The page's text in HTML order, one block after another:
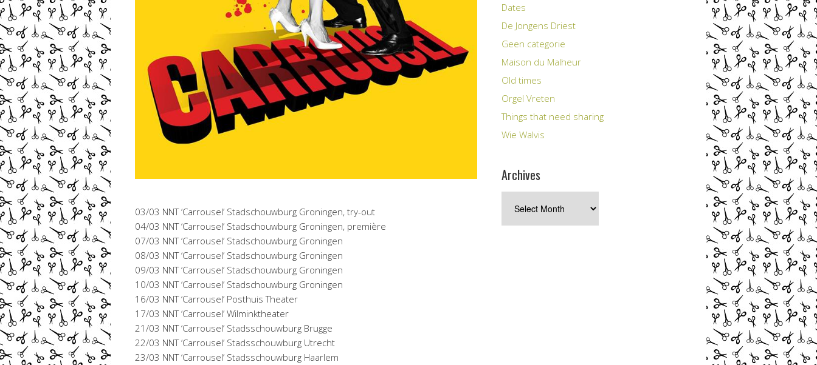
03/03 NNT ‘Carrousel’ Stadschouwburg Groningen, try-out
04/03 NNT ‘Carrousel’ Stadschouwburg Groningen, première
07/03 NNT ‘Carrousel’ Stadschouwburg Groningen
08/03 NNT ‘Carrousel’ Stadschouwburg Groningen
09/03 NNT ‘Carrousel’ Stadschouwburg Groningen
10/03 NNT ‘Carrousel’ Stadschouwburg Groningen
16/03 NNT ‘Carrousel’ Posthuis Theater
17/03 NNT ‘Carrousel’ Wilminktheater
21/03 NNT ‘Carrousel’ Stadsschouwburg Brugge
22/03 NNT ‘Carrousel’ Stadsschouwburg Utrecht
23/03 NNT ‘Carrousel’ Stadsschouwburg Haarlem
Dates
De Jongens Driest
Geen categorie
Maison du Malheur
Old times
Orgel Vreten
Things that need sharing
Wie Walvis
Archives